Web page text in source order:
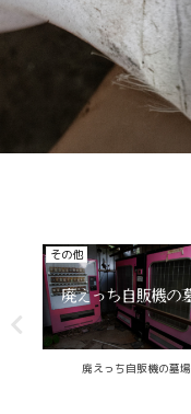
その他
廃えっち自販機の墓場